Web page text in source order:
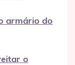
armário do
o